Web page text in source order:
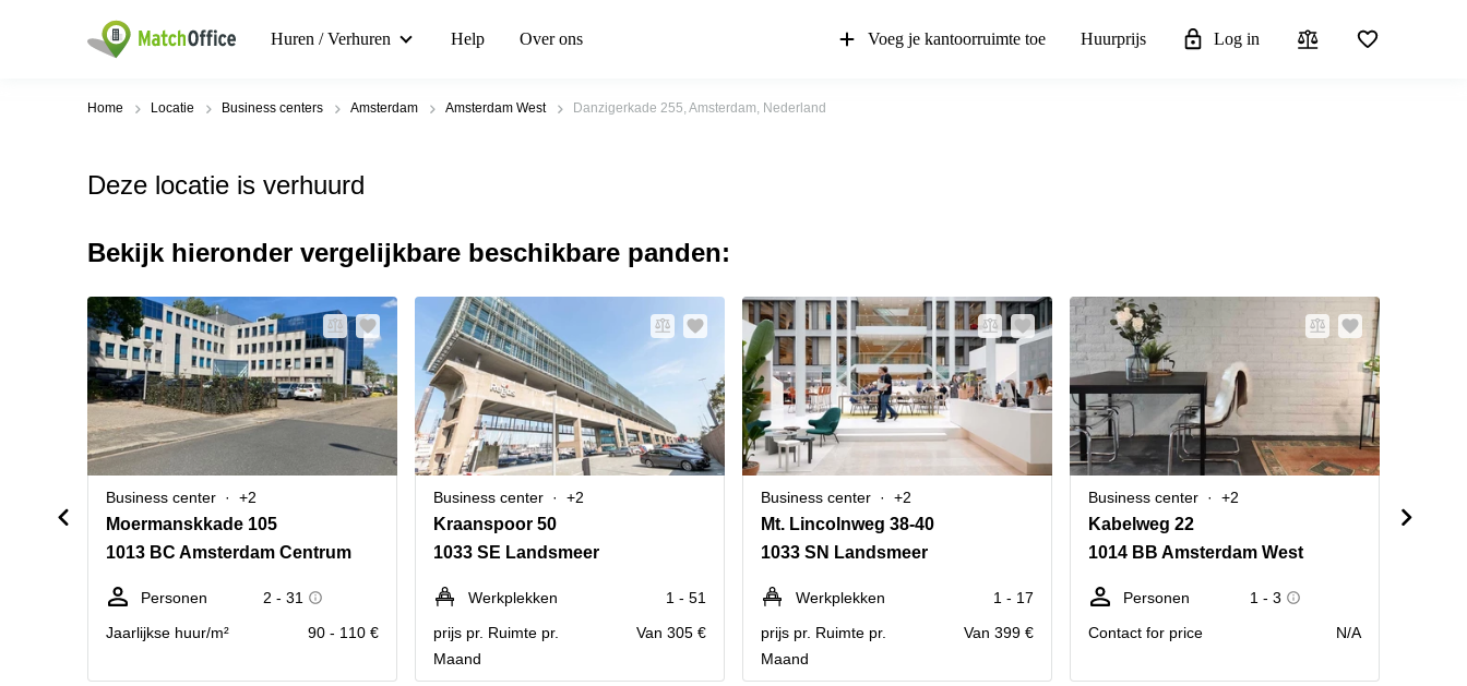
Huren / Verhuren Help Over ons Voeg je kantoorruimte toe Huurprijs Log in
Home Locatie Business centers Amsterdam Amsterdam West Danzigerkade 255, Amsterdam, Nederland
Deze locatie is verhuurd
Bekijk hieronder vergelijkbare beschikbare panden:
Business center +2
Moermanskkade 105
1013 BC Amsterdam Centrum
Personen
2 - 31
Jaarlijkse huur/m²
90 - 110 €
Business center +2
Kraanspoor 50
1033 SE Landsmeer
Werkplekken
1 - 51
prijs pr. Ruimte pr.
Maand
Van 305 €
Business center +2
Mt. Lincolnweg 38-40
1033 SN Landsmeer
Werkplekken
1 - 17
prijs pr. Ruimte pr.
Maand
Van 399 €
Business center +2
Kabelweg 22
1014 BB Amsterdam West
Personen
1 - 3
Contact for price
N/A